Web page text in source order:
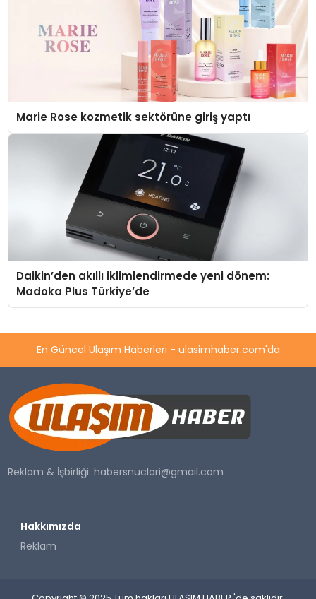
Marie Rose kozmetik sektörüne giriş yaptı
Daikin’den akıllı iklimlendirmede yeni dönem:
Madoka Plus Türkiye’de
En Güncel Ulaşım Haberleri - ulasimhaber.com'da
Reklam & İşbirliği:habersnuclari@gmail.com
Hakkımızda
Reklam